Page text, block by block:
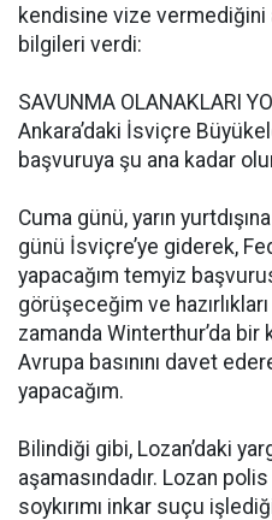
kendisine vize vermediğini
bilgileri verdi:
SAVUNMA OLANAKLARI
Ankara’daki İsviçre
başvuruya şu ana kadar
Cuma günü, yarın
günü İsviçre’ye giderek,
yapacağım temyiz
görüşeceğim ve
zamanda Winterthur’da
Avrupa basınını davet
yapacağım.
Bilindiği gibi, Lozan’daki
aşamasındadır. Lozan
soykırımı inkar suçu